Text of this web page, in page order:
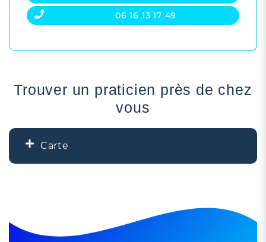
06 16 13 17 49
Trouver un praticien près de chez
vous
Carte